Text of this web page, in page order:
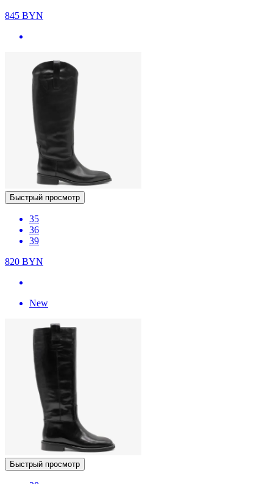
845 BYN
Быстрый просмотр
35
36
39
820 BYN
New
Быстрый просмотр